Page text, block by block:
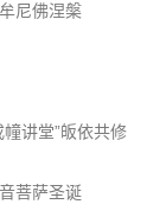
尼佛涅槃
讲堂”皈依共修
菩萨圣诞